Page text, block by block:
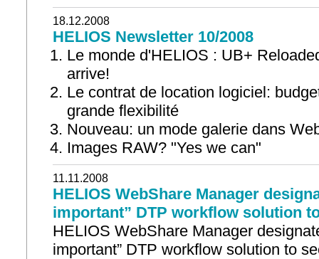
18.12.2008
HELIOS Newsletter 10/2008
Le monde d'HELIOS : UB+
arrive!
Le contrat de location logiciel:
grande flexibilité
Nouveau: un mode galerie dans
Images RAW? "Yes we can"
11.11.2008
HELIOS WebShare Manager
important” DTP workflow solution
HELIOS WebShare Manager
important” DTP workflow solution to